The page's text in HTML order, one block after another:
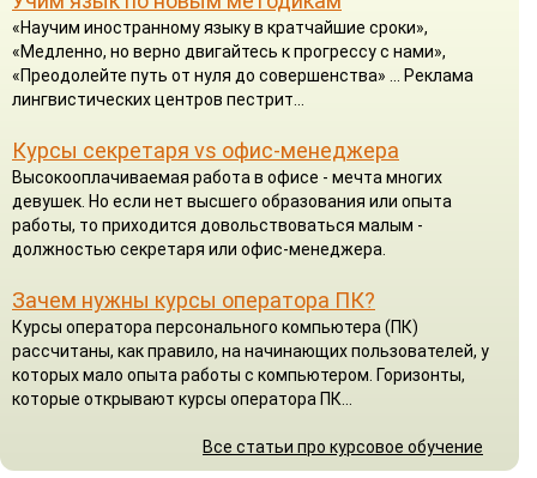
«Научим иностранному языку в кратчайшие сроки»,
«Медленно, но верно двигайтесь к прогрессу с нами»,
«Преодолейте путь от нуля до совершенства» ... Реклама
лингвистических центров пестрит...
Курсы секретаря vs офис-менеджера
Высокооплачиваемая работа в офисе - мечта многих
девушек. Но если нет высшего образования или опыта
работы, то приходится довольствоваться малым -
должностью секретаря или офис-менеджера.
Зачем нужны курсы оператора ПК?
Курсы оператора персонального компьютера (ПК)
рассчитаны, как правило, на начинающих пользователей, у
которых мало опыта работы с компьютером. Горизонты,
которые открывают курсы оператора ПК...
Все статьи про курсовое обучение